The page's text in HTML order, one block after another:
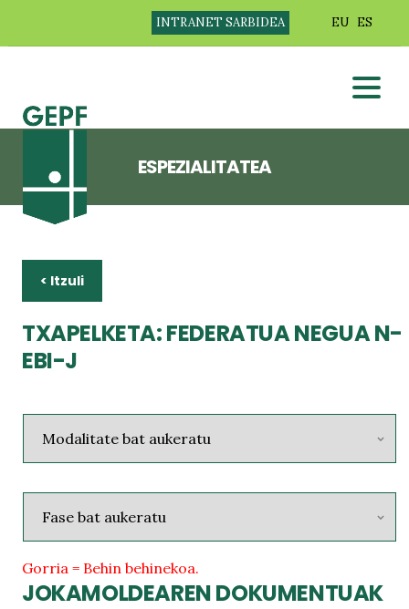
INTRANET SARBIDEA EU ES
ESPEZIALITATEA
< Itzuli
TXAPELKETA: FEDERATUA NEGUA N-
EBI-J
Gorria = Behin behinekoa.
JOKAMOLDEAREN DOKUMENTUAK